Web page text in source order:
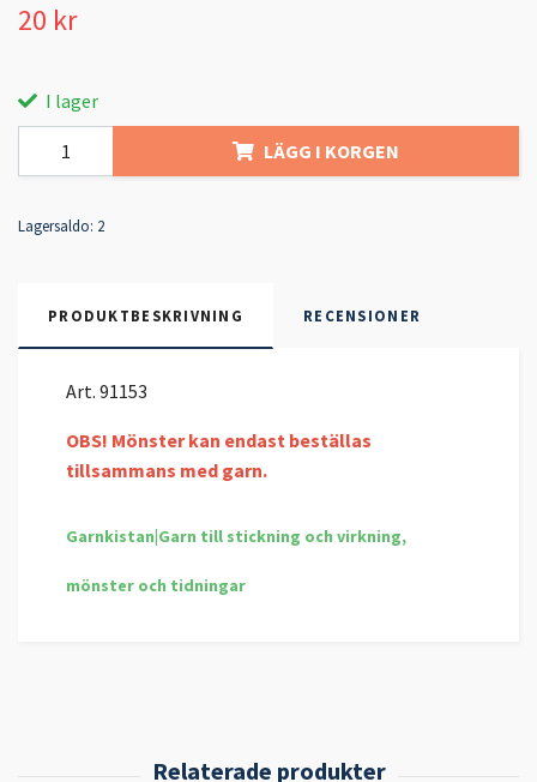
20 kr
I lager
LÄGG I KORGEN
Lagersaldo: 2
PRODUKTBESKRIVNING RECENSIONER
Art. 91153
OBS! Mönster kan endast beställas
tillsammans med garn.
Garnkistan|Garn till stickning och virkning,
mönster och tidningar